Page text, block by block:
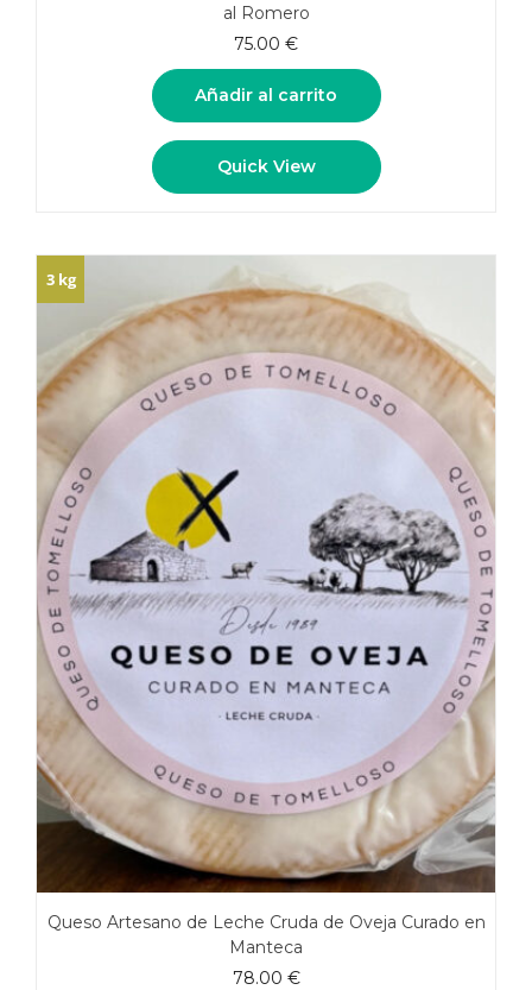
al Romero
75.00 €
Añadir al carrito
Quick View
3 kg
Queso Artesano de Leche Cruda de Oveja Curado en
Manteca
78.00 €